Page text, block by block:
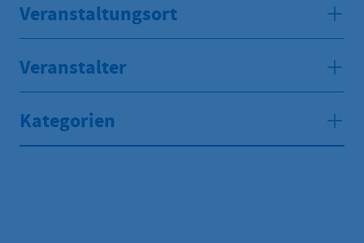
Veranstaltungsort
Veranstalter
Kategorien